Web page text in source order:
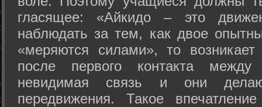
гласящее: «Айкидо – это
наблюдать за тем, как двое
«меряются силами», то возникает
после первого контакта
невидимая связь и они
передвижения. Такое